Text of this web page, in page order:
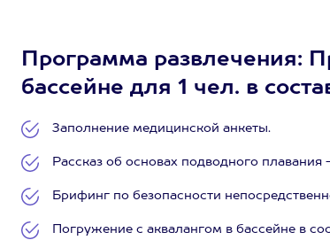
Программа развлечения:
бассейне для 1 чел. в
Заполнение медицинской анкеты.
Рассказ об основах подводного
Брифинг по безопасности
Погружение с аквалангом в бассейне в